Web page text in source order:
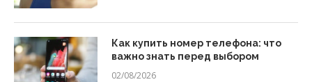
Как купить номер телефона: что
важно знать перед выбором
02/08/2026